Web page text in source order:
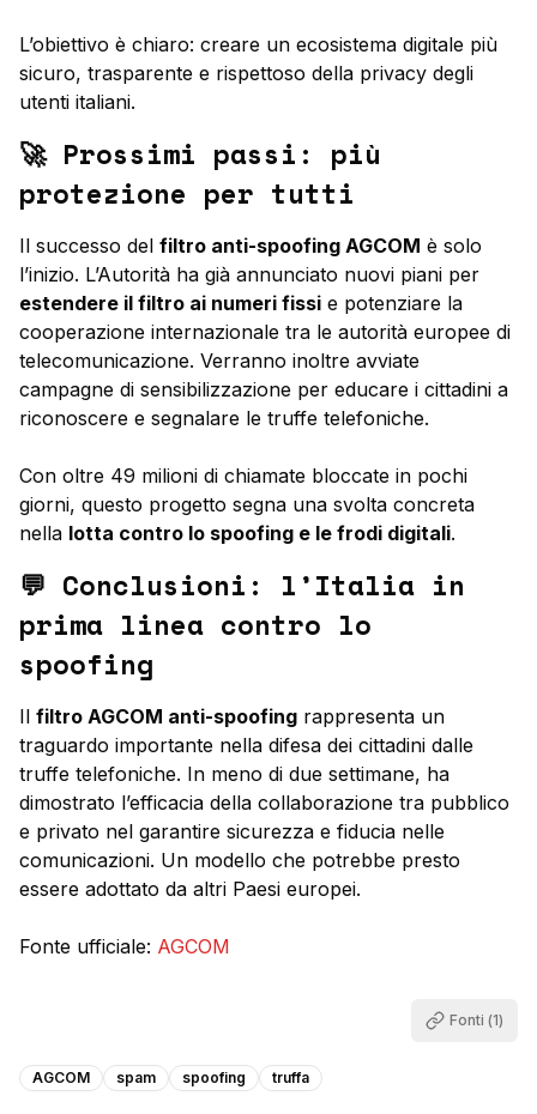
L’obiettivo è chiaro: creare un ecosistema digitale più
sicuro, trasparente e rispettoso della privacy degli
utenti italiani.
🚀 Prossimi passi: più
protezione per tutti
Il successo del filtro anti-spoofing AGCOM è solo
l’inizio. L’Autorità ha già annunciato nuovi piani per
estendere il filtro ai numeri fissi e potenziare la
cooperazione internazionale tra le autorità europee di
telecomunicazione. Verranno inoltre avviate
campagne di sensibilizzazione per educare i cittadini a
riconoscere e segnalare le truffe telefoniche.
Con oltre 49 milioni di chiamate bloccate in pochi
giorni, questo progetto segna una svolta concreta
nella lotta contro lo spoofing e le frodi digitali.
💬 Conclusioni: l’Italia in
prima linea contro lo
spoofing
Il filtro AGCOM anti-spoofing rappresenta un
traguardo importante nella difesa dei cittadini dalle
truffe telefoniche. In meno di due settimane, ha
dimostrato l’efficacia della collaborazione tra pubblico
e privato nel garantire sicurezza e fiducia nelle
comunicazioni. Un modello che potrebbe presto
essere adottato da altri Paesi europei.
Fonte ufficiale: AGCOM
Fonti (1)
AGCOM spam spoofing truffa